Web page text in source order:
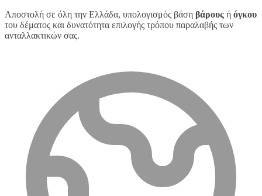
Αποστολή σε όλη την Ελλάδα, υπολογισμός βάση βάρους ή όγκου
του δέματος και δυνατότητα επιλογής τρόπου παραλαβής των
ανταλλακτικών σας.